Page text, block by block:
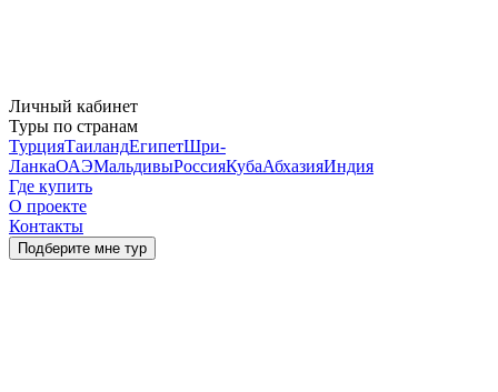
Личный кабинет
Туры по странам
ТурцияТаиландЕгипетШри-
ЛанкаОАЭМальдивыРоссияКубаАбхазияИндия
Где купить
О проекте
Контакты
Подберите мне тур